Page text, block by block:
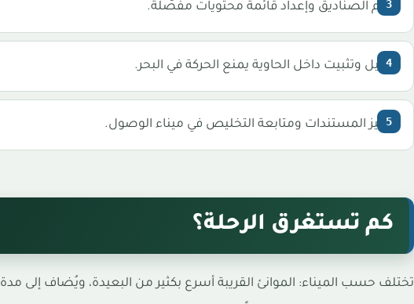
ترقيم الصناديق وإعداد قائمة محتويات مفصّلة.
تحميل وتثبيت داخل الحاوية يمنع الحركة في البحر.
تجهيز المستندات ومتابعة التخليص في ميناء الوصول.
كم تستغرق الرحلة؟
تختلف حسب الميناء: الموانئ القريبة أسرع بكثير من البعيدة، ويُضاف إلى